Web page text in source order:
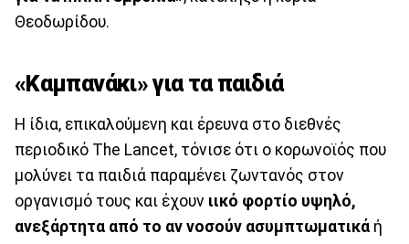
Θεοδωρίδου.
«Καμπανάκι» για τα παιδιά
Η ίδια, επικαλούμενη και έρευνα στο διεθνές
περιοδικό The Lancet, τόνισε ότι ο κορωνοϊός που
μολύνει τα παιδιά παραμένει ζωντανός στον
οργανισμό τους και έχουν ιικό φορτίο υψηλό,
ανεξάρτητα από το αν νοσούν ασυμπτωματικά ή